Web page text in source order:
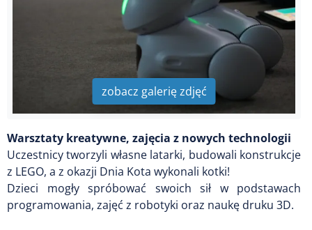
zobacz galerię zdjęć
Warsztaty kreatywne, zajęcia z nowych technologii
Uczestnicy tworzyli własne latarki, budowali konstrukcje
z LEGO, a z okazji Dnia Kota wykonali kotki!
Dzieci mogły spróbować swoich sił w podstawach
programowania, zajęć z robotyki oraz naukę druku 3D.